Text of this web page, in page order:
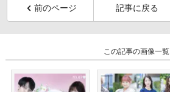
前のページ 記事に戻る
この記事の画像一覧